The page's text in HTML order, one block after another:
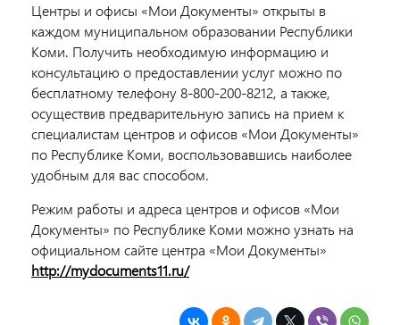
Центры и офисы «Мои Документы» открыты в
каждом муниципальном образовании Республики
Коми. Получить необходимую информацию и
консультацию о предоставлении услуг можно по
бесплатному телефону 8-800-200-8212, а также,
осуществив предварительную запись на прием к
специалистам центров и офисов «Мои Документы»
по Республике Коми, воспользовавшись наиболее
удобным для вас способом.
Режим работы и адреса центров и офисов «Мои
Документы» по Республике Коми можно узнать на
официальном сайте центра «Мои Документы»
http://mydocuments11.ru/